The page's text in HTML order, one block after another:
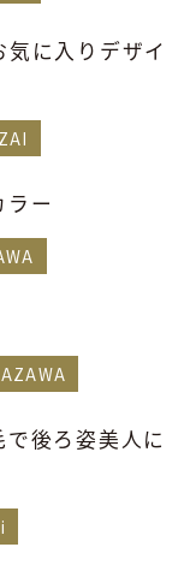
に入りデザイ
ラー
後ろ姿美人に